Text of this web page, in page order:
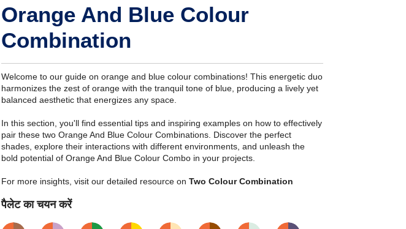
Orange And Blue Colour
Combination
Welcome to our guide on orange and blue colour combinations! This energetic duo
harmonizes the zest of orange with the tranquil tone of blue, producing a lively yet
balanced aesthetic that energizes any space.
In this section, you'll find essential tips and inspiring examples on how to effectively
pair these two Orange And Blue Colour Combinations. Discover the perfect
shades, explore their interactions with different environments, and unleash the
bold potential of Orange And Blue Colour Combo in your projects.
For more insights, visit our detailed resource on Two Colour Combination
पैलेट का चयन करें